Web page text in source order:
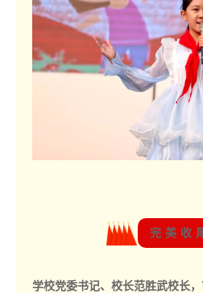
完美收
学校党委书记、校长范胜武校长